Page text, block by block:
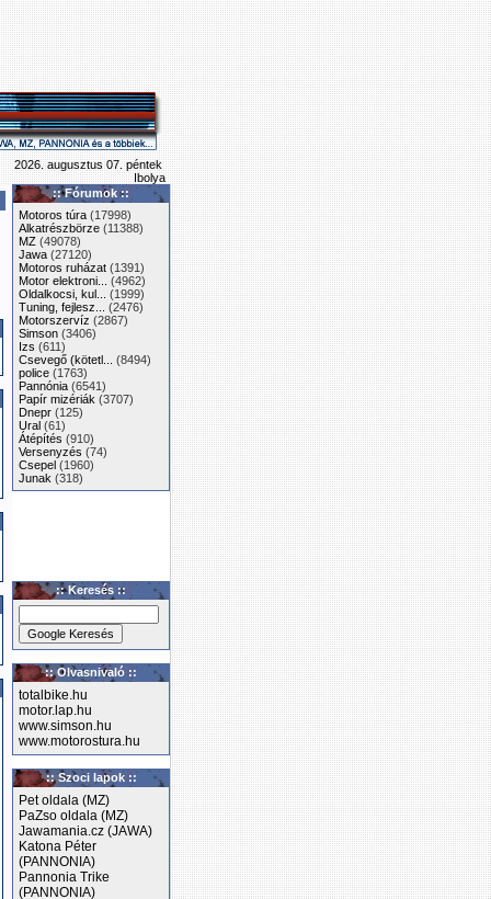
2026. augusztus 07. péntek
Ibolya
:: Fórumok ::
Motoros túra (17998)
Alkatrészbörze (11388)
MZ (49078)
Jawa (27120)
Motoros ruházat (1391)
Motor elektroni...
(4962)
Oldalkocsi, kul...
(1999)
Tuning, fejlesz...
(2476)
Motorszervíz (2867)
Simson (3406)
Izs (611)
Csevegő (kötetl...
(8494)
police (1763)
Pannónia (6541)
Papír mizériák (3707)
Dnepr (125)
Ural (61)
Átépítés (910)
Versenyzés (74)
Csepel (1960)
Junak (318)
:: Keresés ::
:: Olvasnivaló ::
totalbike.hu
motor.lap.hu
www.simson.hu
www.motorostura.hu
:: Szoci lapok ::
Pet oldala (MZ)
PaZso oldala (MZ)
Jawamania.cz (JAWA)
Katona Péter
(PANNONIA)
Pannonia Trike
(PANNONIA)